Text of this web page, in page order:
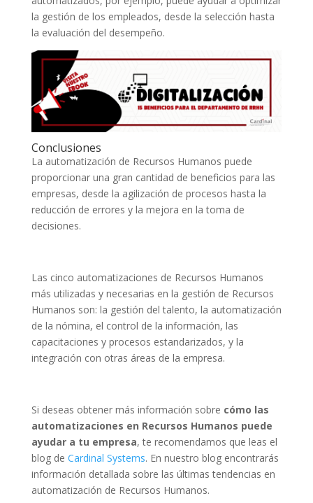
la gestión de los empleados, desde la selección hasta
la evaluación del desempeño.
Conclusiones
La automatización de Recursos Humanos puede
proporcionar una gran cantidad de beneficios para las
empresas, desde la agilización de procesos hasta la
reducción de errores y la mejora en la toma de
decisiones.
Las cinco automatizaciones de Recursos Humanos
más utilizadas y necesarias en la gestión de Recursos
Humanos son: la gestión del talento, la automatización
de la nómina, el control de la información, las
capacitaciones y procesos estandarizados, y la
integración con otras áreas de la empresa.
Si deseas obtener más información sobre cómo las
automatizaciones en Recursos Humanos puede
ayudar a tu empresa, te recomendamos que leas el
blog de Cardinal Systems. En nuestro blog encontrarás
información detallada sobre las últimas tendencias en
automatización de Recursos Humanos.